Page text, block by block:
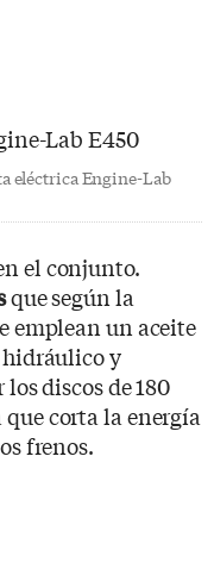
eléctrica Engine-Lab
el conjunto.
que según la
emplean un aceite
y
discos de 180
corta la energía
frenos.